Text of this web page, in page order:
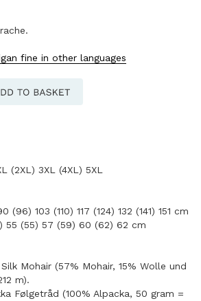
fine in other languages
(2XL) 3XL (4XL) 5XL
103 (110) 117 (124) 132 (141) 151 cm
55 (55) 57 (59) 60 (62) 62 cm
Mohair (57% Mohair, 15% Wolle und
m).
Følgetråd (100% Alpacka, 50 gram =